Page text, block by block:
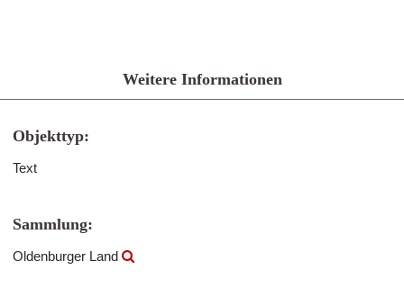
Weitere Informationen
Objekttyp:
Text
Sammlung:
Oldenburger Land